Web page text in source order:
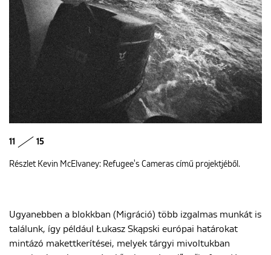
11 15
Részlet Kevin McElvaney: Refugee's Cameras című projektjéből.
Ugyanebben a blokkban (Migráció) több izgalmas munkát is
találunk, így például Łukasz Skąpski európai határokat
mintázó makettkerítései, melyek tárgyi mivoltukban